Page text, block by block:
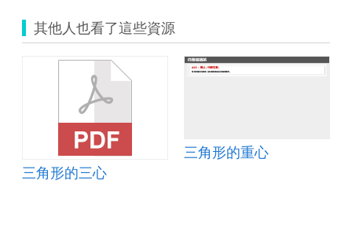
其他人也看了這些資源
三角形的三心
三角形的重心